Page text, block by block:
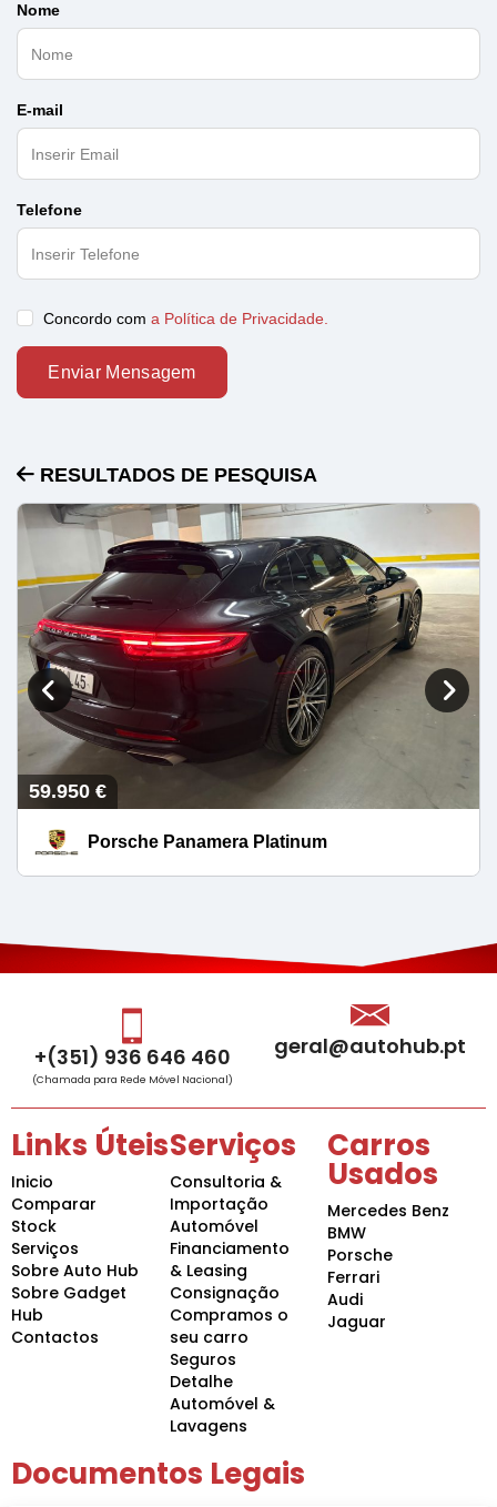
Nome
E-mail
Telefone
Concordo com a Política de Privacidade.
Enviar Mensagem
RESULTADOS DE PESQUISA
59.950 €
Porsche Panamera Platinum
+(351) 936 646 460
(Chamada para Rede Móvel Nacional)
geral@autohub.pt
Links Úteis
Inicio
Comparar
Stock
Serviços
Sobre Auto Hub
Sobre Gadget
Hub
Contactos
Serviços
Consultoria &
Importação
Automóvel
Financiamento
& Leasing
Consignação
Compramos o
seu carro
Seguros
Detalhe
Automóvel &
Lavagens
Carros
Usados
Mercedes Benz
BMW
Porsche
Ferrari
Audi
Jaguar
Documentos Legais